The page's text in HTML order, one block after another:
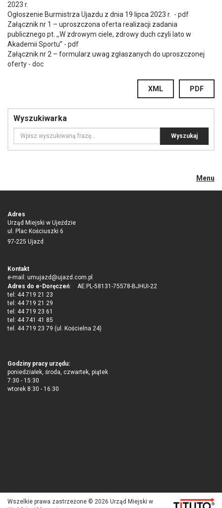
2023 r.
Ogłoszenie Burmistrza Ujazdu z dnia 19 lipca 2023 r. - pdf
Załącznik nr 1 – uproszczona oferta realizacji zadania
publicznego pt. ,,W zdrowym ciele, zdrowy duch czyli lato w
Akademii Sportu” - pdf
Załącznik nr 2 – formularz uwag zgłaszanych do uproszczonej
oferty - doc
PDF
XML
Wyszukiwarka
Menu
Adres
Urząd Miejski w Ujeździe
ul. Plac Kościuszki 6
97-225 Ujazd
Kontakt
e-mail: umujazd@ujazd.com.pl
Adres do e-Doręczeń: AE:PL-58131-75578-BJHUI-22
tel: 44 719 21 23
tel: 44 719 21 29
tel: 44 719 23 61
tel: 44 741 41 85
tel. 44 719 23 79 (ul. Kościelna 24)
Godziny pracy urzędu:
poniedziałek, środa, czwartek, piątek
7:30 - 15:30
wtorek 8:30 - 16:30
Wszelkie prawa zastrzeżone © 2026 Urząd Miejski w